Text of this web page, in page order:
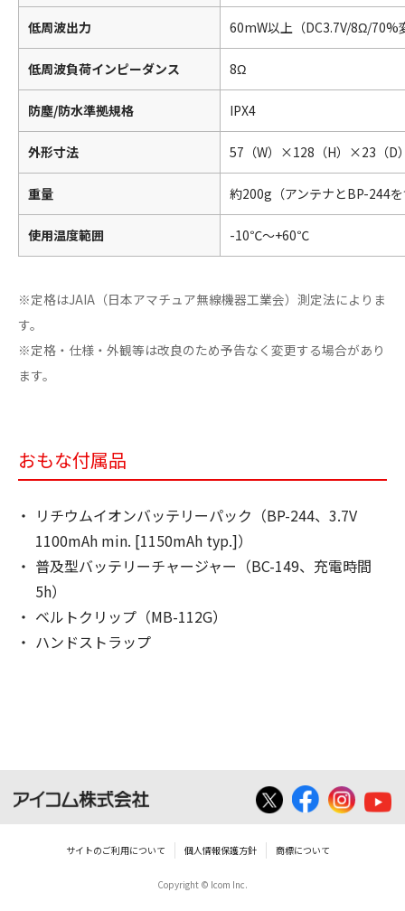
低周波出力 60mW以上（DC3.7V/8Ω/70%
低周波負荷インピーダンス 8Ω
防塵/防水準拠規格 IPX4
外形寸法 57（W）×128（H）×23（D
重量 約200g（アンテナとBP-244
使用温度範囲 -10℃～+60℃
※定格はJAIA（日本アマチュア無線機器工業会）測定法によりま
す。
※定格・仕様・外観等は改良のため予告なく変更する場合があり
ます。
おもな付属品
リチウムイオンバッテリーパック（BP-244、3.7V
1100mAh min. [1150mAh typ.]）
普及型バッテリーチャージャー（BC-149、充電時間
5h）
ベルトクリップ（MB-112G）
ハンドストラップ
サイトのご利用について 個人情報保護方針 商標について
Copyright © Icom Inc.